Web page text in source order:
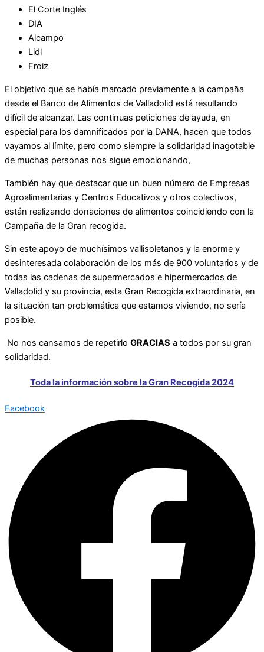
El Corte Inglés
DIA
Alcampo
Lidl
Froiz
El objetivo que se había marcado previamente a la campaña
desde el Banco de Alimentos de Valladolid está resultando
difícil de alcanzar. Las continuas peticiones de ayuda, en
especial para los damnificados por la DANA, hacen que todos
vayamos al límite, pero como siempre la solidaridad inagotable
de muchas personas nos sigue emocionando,
También hay que destacar que un buen número de Empresas
Agroalimentarias y Centros Educativos y otros colectivos,
están realizando donaciones de alimentos coincidiendo con la
Campaña de la Gran recogida.
Sin este apoyo de muchísimos vallisoletanos y la enorme y
desinteresada colaboración de los más de 900 voluntarios y de
todas las cadenas de supermercados e hipermercados de
Valladolid y su provincia, esta Gran Recogida extraordinaria, en
la situación tan problemática que estamos viviendo, no sería
posible.
No nos cansamos de repetirlo GRACIAS a todos por su gran
solidaridad.
Toda la información sobre la Gran Recogida 2024
Facebook